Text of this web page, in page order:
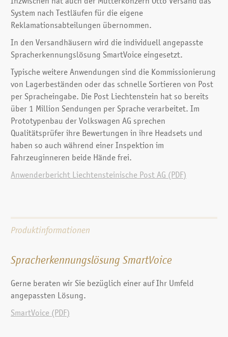
in der Zielapplikation
geringer Ressourcenverbrauch des Erkenners (ab 300
eigene Wörterbücher mit speziellen
Aussprachevarianten möglich
unempfindlich gegen hohen Hintergrundgeräuschpegel
Inzwischen hat auch der Mutterkonzern Otto Versand das
System nach Testläufen für die eigene
Reklamationsabteilungen übernommen.
In den Versandhäusern wird die individuell angepasste
Spracherkennungslösung SmartVoice eingesetzt.
Typische weitere Anwendungen sind die Kommissionierung
von Lagerbeständen oder das schnelle Sortieren von Post
per Spracheingabe. Die Post Liechtenstein hat so bereits
über 1 Million Sendungen per Sprache verarbeitet. Im
Prototypenbau der Volkswagen AG sprechen
Qualitätsprüfer ihre Bewertungen in ihre Headsets und
haben so auch während einer Inspektion im
Fahrzeuginneren beide Hände frei.
Anwenderbericht Liechtensteinische Post AG (PDF)
Produktinformationen
Spracherkennungslösung SmartVoice
Gerne beraten wir Sie bezüglich einer auf Ihr Umfeld
angepassten Lösung.
SmartVoice (PDF)